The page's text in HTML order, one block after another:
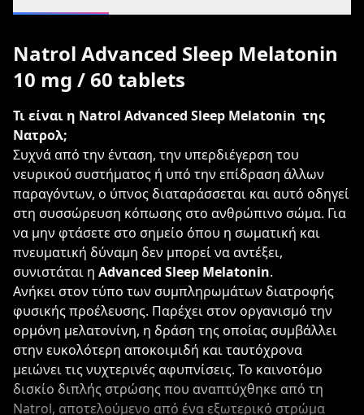
Natrol Advanced Sleep Melatonin
10 mg / 60 tablets
Τι είναι η Natrol Advanced Sleep Melatonin της
Νατρολ;
Συχνά από την ένταση, την υπερδιέγερση του
νευρικού συστήματος ή υπό την επίδραση άλλων
παραγόντων, ο ύπνος διαταράσσεται και αυτό οδηγεί
στη συσσώρευση κόπωσης στο ανθρώπινο σώμα. Για
να μην φτάσετε στο σημείο όπου η σωματική και
πνευματική δύναμη δεν μπορεί να αντέξει,
συνιστάται η Advanced Sleep Melatonin.
Ανήκει στον τύπο των συμπληρωμάτων διατροφής
φυσικής προέλευσης. Παρέχει στον οργανισμό την
ορμόνη μελατονίνη, η δράση της οποίας συμβάλλει
στην ευκολότερη αποκοιμιδή και ταυτόχρονα
μειώνει τις νυχτερινές αφυπνίσεις. Το καινοτόμο
δισκίο διπλής στρώσης που αναπτύχθηκε από τη
Natrol, αποτελούμενο από ένα εξωτερικό στρώμα